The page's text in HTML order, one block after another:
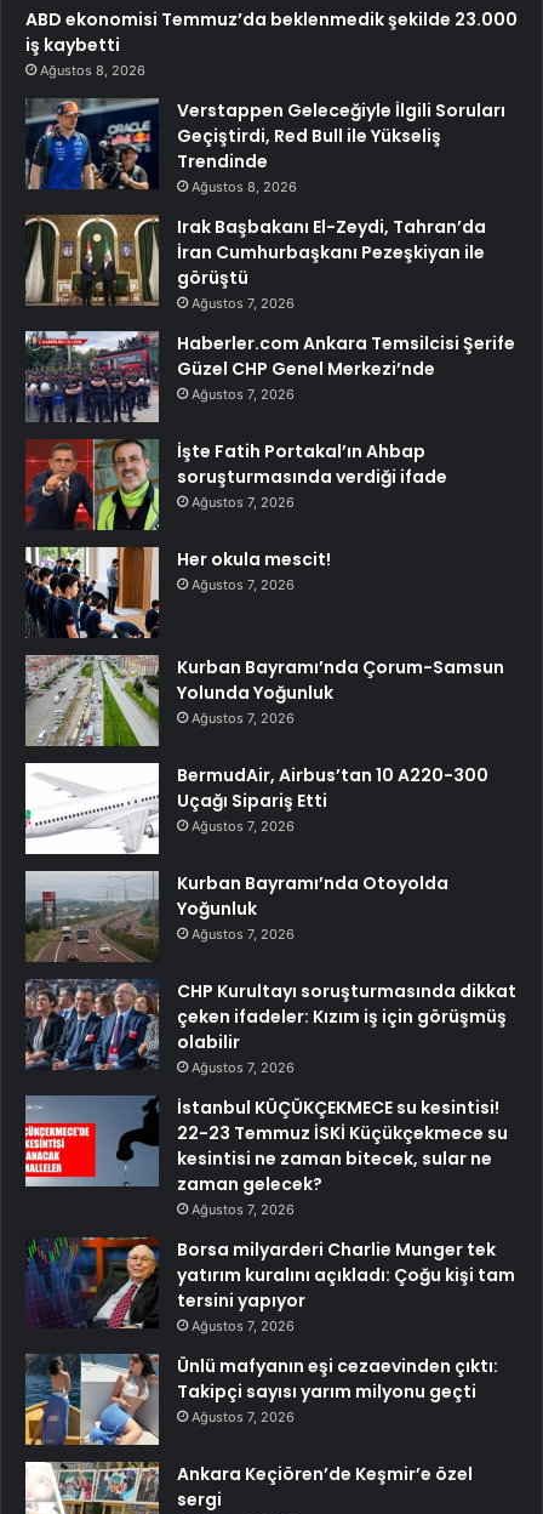
ABD ekonomisi Temmuz’da beklenmedik şekilde 23.000
iş kaybetti
Ağustos 8, 2026
Verstappen Geleceğiyle İlgili Soruları
Geçiştirdi, Red Bull ile Yükseliş
Trendinde
Ağustos 8, 2026
Irak Başbakanı El-Zeydi, Tahran’da
İran Cumhurbaşkanı Pezeşkiyan ile
görüştü
Ağustos 7, 2026
Haberler.com Ankara Temsilcisi Şerife
Güzel CHP Genel Merkezi’nde
Ağustos 7, 2026
İşte Fatih Portakal’ın Ahbap
soruşturmasında verdiği ifade
Ağustos 7, 2026
Her okula mescit!
Ağustos 7, 2026
Kurban Bayramı’nda Çorum-Samsun
Yolunda Yoğunluk
Ağustos 7, 2026
BermudAir, Airbus’tan 10 A220-300
Uçağı Sipariş Etti
Ağustos 7, 2026
Kurban Bayramı’nda Otoyolda
Yoğunluk
Ağustos 7, 2026
CHP Kurultayı soruşturmasında dikkat
çeken ifadeler: Kızım iş için görüşmüş
olabilir
Ağustos 7, 2026
İstanbul KÜÇÜKÇEKMECE su kesintisi!
22-23 Temmuz İSKİ Küçükçekmece su
kesintisi ne zaman bitecek, sular ne
zaman gelecek?
Ağustos 7, 2026
Borsa milyarderi Charlie Munger tek
yatırım kuralını açıkladı: Çoğu kişi tam
tersini yapıyor
Ağustos 7, 2026
Ünlü mafyanın eşi cezaevinden çıktı:
Takipçi sayısı yarım milyonu geçti
Ağustos 7, 2026
Ankara Keçiören’de Keşmir’e özel
sergi